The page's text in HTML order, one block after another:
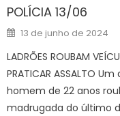
POLÍCIA 13/06
Posted
on
13 de junho de 2024
LADRÕES ROUBAM
PRATICAR ASSALTO
homem de 22 anos
madrugada do último